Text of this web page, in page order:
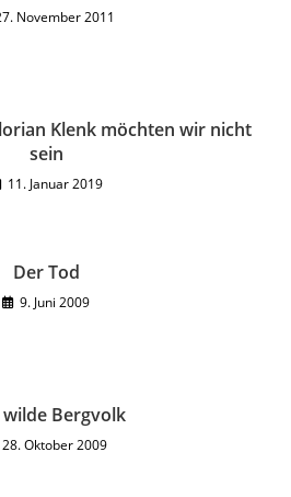
November 2011
Klenk möchten wir nicht
sein
11. Januar 2019
Der Tod
9. Juni 2009
wilde Bergvolk
28. Oktober 2009